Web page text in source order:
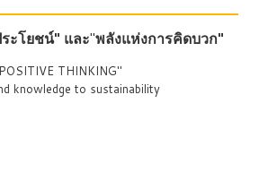
ะโยชน์" และ"พลังแห่งการคิดบวก"
THINKING"
knowledge to sustainability